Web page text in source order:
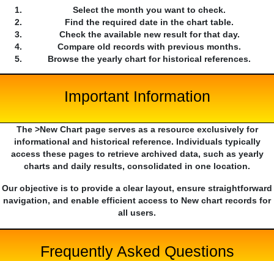
Select the month you want to check.
Find the required date in the chart table.
Check the available new result for that day.
Compare old records with previous months.
Browse the yearly chart for historical references.
Important Information
The >New Chart page serves as a resource exclusively for
informational and historical reference. Individuals typically
access these pages to retrieve archived data, such as yearly
charts and daily results, consolidated in one location.
Our objective is to provide a clear layout, ensure straightforward
navigation, and enable efficient access to New chart records for
all users.
Frequently Asked Questions